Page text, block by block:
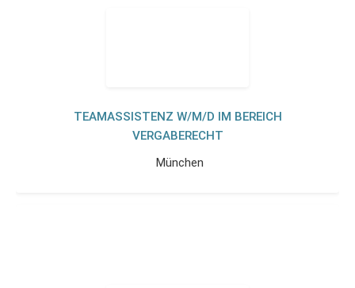
TEAMASSISTENZ W/M/D IM BEREICH
VERGABERECHT
München